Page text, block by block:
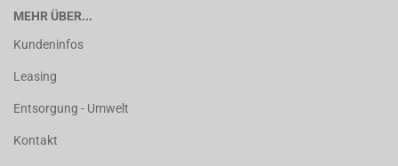
MEHR ÜBER...
Kundeninfos
Leasing
Entsorgung - Umwelt
Kontakt